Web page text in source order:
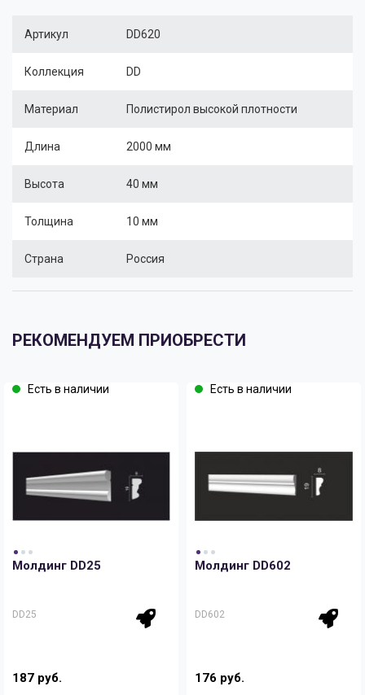
Артикул DD620
Коллекция DD
Материал Полистирол высокой плотности
Длина 2000 мм
Высота 40 мм
Толщина 10 мм
Страна Россия
РЕКОМЕНДУЕМ ПРИОБРЕСТИ
Есть в наличии
Молдинг DD25
DD25
187 руб.
Есть в наличии
Молдинг DD602
DD602
176 руб.